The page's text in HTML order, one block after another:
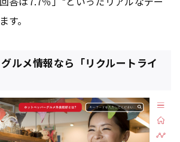
す。
ルメ情報なら「リクルートライ